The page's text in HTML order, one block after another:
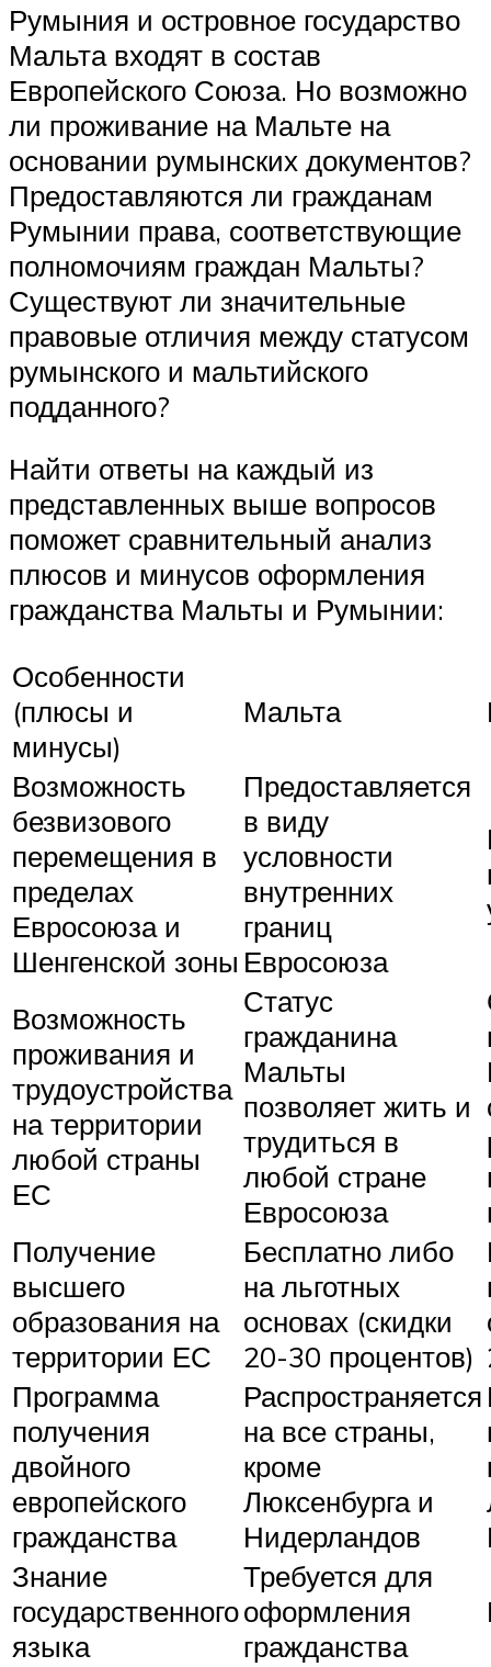
Румыния и островное государство
Мальта входят в состав
Европейского Союза. Но возможно
ли проживание на Мальте на
основании румынских документов?
Предоставляются ли гражданам
Румынии права, соответствующие
полномочиям граждан Мальты?
Существуют ли значительные
правовые отличия между статусом
румынского и мальтийского
подданного?
Найти ответы на каждый из
представленных выше вопросов
поможет сравнительный анализ
плюсов и минусов оформления
гражданства Мальты и Румынии:
Особенности
(плюсы и
минусы)
Мальта
Возможность
безвизового
перемещения в
пределах
Евросоюза и
Шенгенской зоны
Предоставляется
в виду
условности
внутренних
границ
Евросоюза
Возможность
проживания и
трудоустройства
на территории
любой страны
ЕС
Статус
гражданина
Мальты
позволяет жить и
трудиться в
любой стране
Евросоюза
Получение
высшего
образования на
территории ЕС
Бесплатно либо
на льготных
основах (скидки
20-30 процентов)
Программа
получения
двойного
европейского
гражданства
Распространяется
на все страны,
кроме
Люксенбурга и
Нидерландов
Знание
государственного
языка
Требуется для
оформления
гражданства